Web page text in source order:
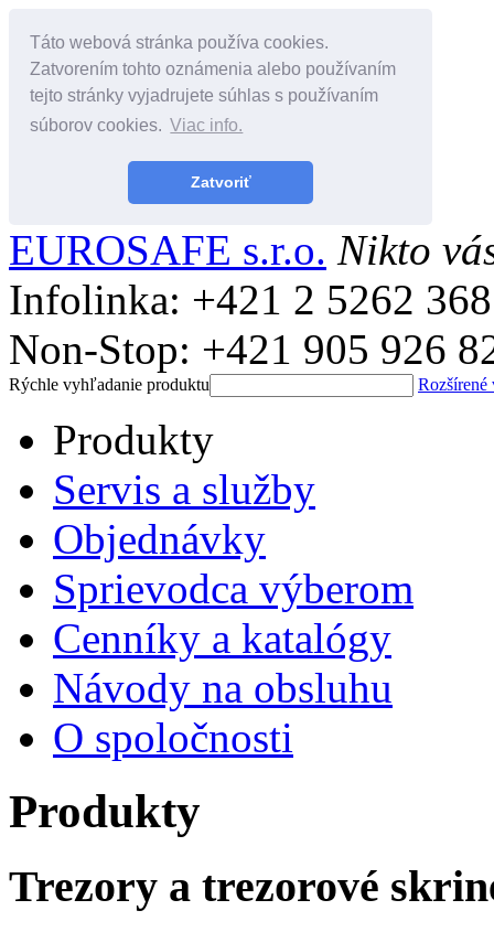
Táto webová stránka používa cookies.
Zatvorením tohto oznámenia alebo používaním
tejto stránky vyjadrujete súhlas s používaním
súborov cookies. Viac info.
Zatvoriť
EUROSAFE s.r.o. Nikto
Infolinka: +421 2 5262
Non-Stop: +421 905 926
Rýchle vyhľadanie produktu
Produkty
Servis a služby
Objednávky
Sprievodca výberom
Cenníky a katalógy
Návody na obsluhu
O spoločnosti
Produkty
Trezory a trezorové